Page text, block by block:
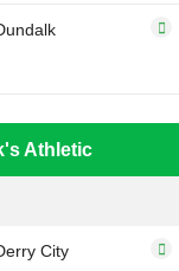
Athletic
City